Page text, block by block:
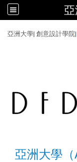
亞洲大學| 創意設計學院|
亞洲大學